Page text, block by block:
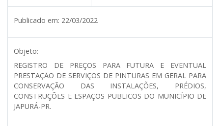
Publicado em: 22/03/2022
Objeto:
REGISTRO DE PREÇOS PARA FUTURA E EVENTUAL
PRESTAÇÃO DE SERVIÇOS DE PINTURAS EM GERAL PARA
CONSERVAÇÃO DAS INSTALAÇÕES, PRÉDIOS,
CONSTRUÇÕES E ESPAÇOS PUBLICOS DO MUNICÍPIO DE
JAPURÁ-PR.